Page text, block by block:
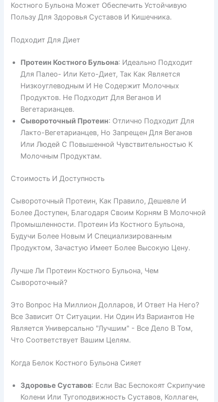
Костного Бульона Может Обеспечить Устойчивую
Пользу Для Здоровья Суставов И Кишечника.
Подходит Для Диет
Протеин Костного Бульона: Идеально Подходит
Для Палео- Или Кето-Диет, Так Как Является
Низкоуглеводным И Не Содержит Молочных
Продуктов. Не Подходит Для Веганов И
Вегетарианцев.
Сывороточный Протеин: Отлично Подходит Для
Лакто-Вегетарианцев, Но Запрещен Для Веганов
Или Людей С Повышенной Чувствительностью К
Молочным Продуктам.
Стоимость И Доступность
Сывороточный Протеин, Как Правило, Дешевле И
Более Доступен, Благодаря Своим Корням В Молочной
Промышленности. Протеин Из Костного Бульона,
Будучи Более Новым И Специализированным
Продуктом, Зачастую Имеет Более Высокую Цену.
Лучше Ли Протеин Костного Бульона, Чем
Сывороточный?
Это Вопрос На Миллион Долларов, И Ответ На Него?
Все Зависит От Ситуации. Ни Один Из Вариантов Не
Является Универсально "лучшим" - Все Дело В Том,
Что Соответствует Вашим Целям.
Когда Белок Костного Бульона Сияет
Здоровье Суставов: Если Вас Беспокоят Скрипучие
Колени Или Тугоподвижность Суставов, Коллаген,